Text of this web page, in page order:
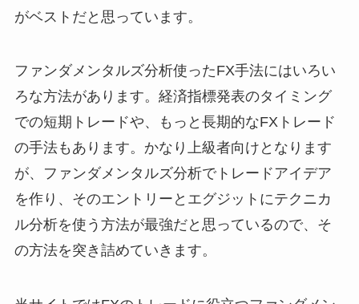
がベストだと思っています。
ファンダメンタルズ分析使ったFX手法にはいろい
ろな方法があります。経済指標発表のタイミング
での短期トレードや、もっと長期的なFXトレード
の手法もあります。かなり上級者向けとなります
が、ファンダメンタルズ分析でトレードアイデア
を作り、そのエントリーとエグジットにテクニカ
ル分析を使う方法が最強だと思っているので、そ
の方法を突き詰めていきます。